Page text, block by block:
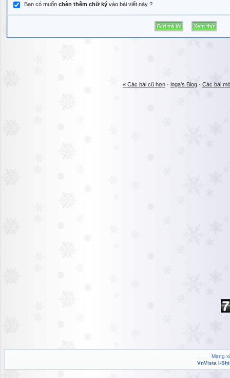
Bạn có muốn chèn thêm chữ ký vào bài viết này ?
« Các bài cũ hơn · inga's Blog · Các bài
Mạng
VnVista I-